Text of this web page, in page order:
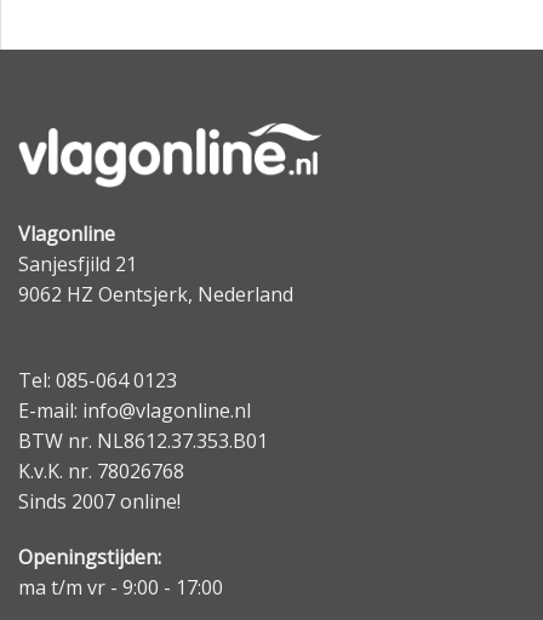
Vlagonline
Sanjesfjild 21
9062 HZ Oentsjerk, Nederland
Tel: 085-064 0123
E-mail: info@vlagonline.nl
BTW nr. NL8612.37.353.B01
K.v.K. nr. 78026768
Sinds 2007 online!
Openingstijden:
ma t/m vr - 9:00 - 17:00